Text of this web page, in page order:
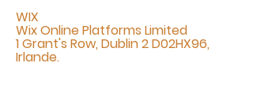
WIX
Wix Online Platforms Limited
1 Grant's Row, Dublin 2 D02HX96,
Irlande.